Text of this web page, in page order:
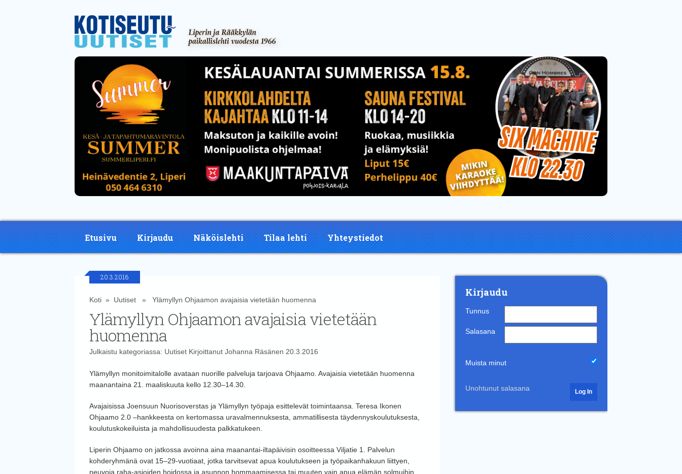
Etusivu Kirjaudu Näköislehti Tilaa lehti Yhteystiedot
20.3.2016
Koti» Uutiset» Ylämyllyn Ohjaamon avajaisia vietetään huomenna
Ylämyllyn Ohjaamon avajaisia vietetään
huomenna
Julkaistu kategoriassa: UutisetKirjoittanut Johanna Räsänen 20.3.2016
Ylämyllyn monitoimitalolle avataan nuorille palveluja tarjoava Ohjaamo. Avajaisia vietetään huomenna
maanantaina 21. maaliskuuta kello 12.30–14.30.
Avajaisissa Joensuun Nuorisoverstas ja Ylämyllyn työpaja esittelevät toimintaansa. Teresa Ikonen
Ohjaamo 2.0 –hankkeesta on kertomassa uravalmennuksesta, ammatillisesta täydennyskoulutuksesta,
koulutuskokeiluista ja mahdollisuudesta palkkatukeen.
Liperin Ohjaamo on jatkossa avoinna aina maanantai-iltapäivisin osoitteessa Viljatie 1. Palvelun
kohderyhmänä ovat 15–29-vuotiaat, jotka tarvitsevat apua koulutukseen ja työpaikanhakuun liittyen,
neuvoja raha-asioiden hoidossa ja asunnon hommaamisessa tai muuten vain apua elämän solmuihin.
Kirjaudu
Tunnus
Salasana
Muista minut
Unohtunut salasana